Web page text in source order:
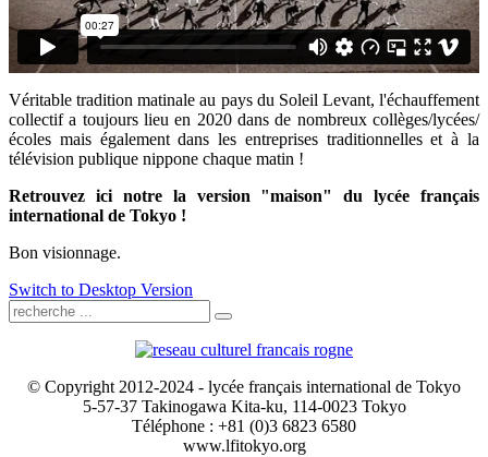
Véritable tradition matinale au pays du Soleil Levant, l'échauffement
collectif a toujours lieu en 2020 dans de nombreux collèges/lycées/
écoles mais également dans les entreprises traditionnelles et à la
télévision publique nippone chaque matin !
Retrouvez ici notre la version "maison" du lycée français
international de Tokyo !
Bon visionnage.
Switch to Desktop Version
© Copyright 2012-2024 - lycée français international de Tokyo
5-57-37 Takinogawa Kita-ku, 114-0023 Tokyo
Téléphone : +81 (0)3 6823 6580
www.lfitokyo.org